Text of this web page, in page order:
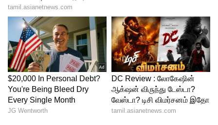
White Hair Problem:
புளி இலைகளால் கிடைக்கும்
நன்மைகள்:
புளியில் உள்ள இயற்கையான ஹேர்